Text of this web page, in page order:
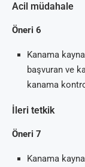
Acil müdahale
Öneri 6
Kanama
başvuran ve
kanama
İleri tetkik
Öneri 7
Kanama